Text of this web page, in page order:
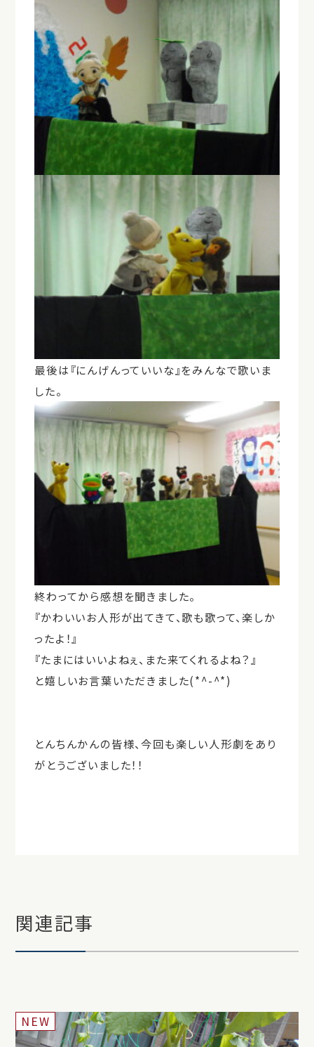
最後は『にんげんっていいな』をみんなで歌いま
した。
終わってから感想を聞きました。
『かわいいお人形が出てきて、歌も歌って、楽しか
ったよ！』
『たまにはいいよねぇ、また来てくれるよね？』
と嬉しいお言葉いただきました(*^-^*)
とんちんかんの皆様、今回も楽しい人形劇をあり
がとうございました！！
関連記事
NEW